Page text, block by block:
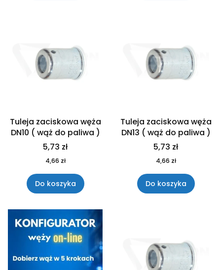
Tuleja zaciskowa węża
DN10 ( wąż do paliwa )
5,73 zł
4,66 zł
Do koszyka
Tuleja zaciskowa węża
DN13 ( wąż do paliwa )
5,73 zł
4,66 zł
Do koszyka